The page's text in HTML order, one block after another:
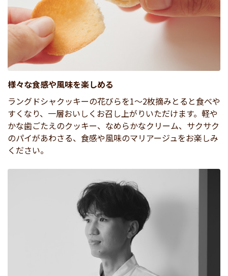
様々な食感や風味を楽しめる
ラングドシャクッキーの花びらを1～2枚摘みとると食べや
すくなり、一層おいしくお召し上がりいただけます。軽や
かな歯ごたえのクッキー、なめらかなクリーム、サクサク
のパイがあわさる、食感や風味のマリアージュをお楽しみ
ください。